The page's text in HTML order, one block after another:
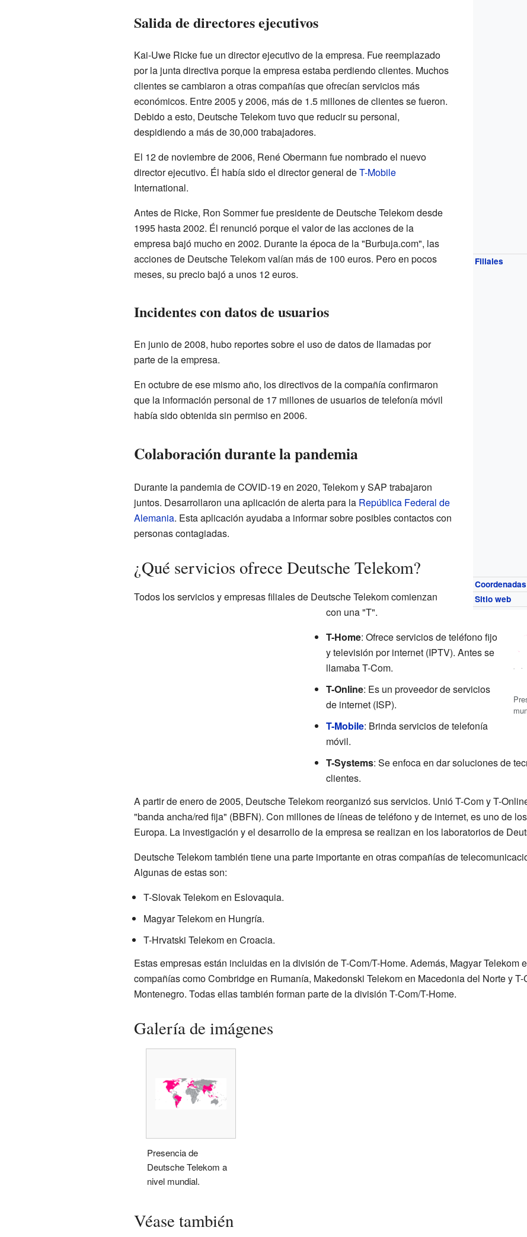
Filiales
Coordenadas
Sitio web
Salida de directores ejecutivos
Kai-Uwe Ricke fue un director ejecutivo de la empresa. Fue reemplazado
por la junta directiva porque la empresa estaba perdiendo clientes. Muchos
clientes se cambiaron a otras compañías que ofrecían servicios más
económicos. Entre 2005 y 2006, más de 1.5 millones de clientes se fueron.
Debido a esto, Deutsche Telekom tuvo que reducir su personal,
despidiendo a más de 30,000 trabajadores.
El 12 de noviembre de 2006, René Obermann fue nombrado el nuevo
director ejecutivo. Él había sido el director general deT-Mobile
International.
Antes de Ricke, Ron Sommer fue presidente de Deutsche Telekom desde
1995 hasta 2002. Él renunció porque el valor de las acciones de la
empresa bajó mucho en 2002. Durante la época de la "Burbuja.com", las
acciones de Deutsche Telekom valían más de 100 euros. Pero en pocos
meses, su precio bajó a unos 12 euros.
Incidentes con datos de usuarios
En junio de 2008, hubo reportes sobre el uso de datos de llamadas por
parte de la empresa.
En octubre de ese mismo año, los directivos de la compañía confirmaron
que la información personal de 17 millones de usuarios de telefonía móvil
había sido obtenida sin permiso en 2006.
Colaboración durante la pandemia
Durante la pandemia de COVID-19 en 2020, Telekom y SAP trabajaron
juntos. Desarrollaron una aplicación de alerta para la República Federal de
Alemania. Esta aplicación ayudaba a informar sobre posibles contactos con
personas contagiadas.
¿Qué servicios ofrece Deutsche Telekom?
Todos los servicios y empresas filiales de Deutsche Telekom comienzan
con una "T".
T-Home: Ofrece servicios de teléfono fijo
y televisión por internet (IPTV). Antes se
llamaba T-Com.
T-Online: Es un proveedor de servicios
de internet (ISP).
T-Mobile: Brinda servicios de telefonía
móvil.
T-Systems: Se enfoca en dar soluciones de
clientes.
A partir de enero de 2005, Deutsche Telekom reorganizó sus servicios. Unió T-Com y T-
"banda ancha/red fija" (BBFN). Con millones de líneas de teléfono y de internet, es uno de
Europa. La investigación y el desarrollo de la empresa se realizan en los laboratorios de
Deutsche Telekom también tiene una parte importante en otras compañías de
Algunas de estas son:
T-Slovak Telekom en Eslovaquia.
Magyar Telekom en Hungría.
T-Hrvatski Telekom en Croacia.
Estas empresas están incluidas en la división de T-Com/T-Home. Además, Magyar Telekom
compañías como Combridge en Rumanía, Makedonski Telekom en Macedonia del Norte y
Montenegro. Todas ellas también forman parte de la división T-Com/T-Home.
Galería de imágenes
Presencia de
Deutsche Telekom a
nivel mundial.
Véase también